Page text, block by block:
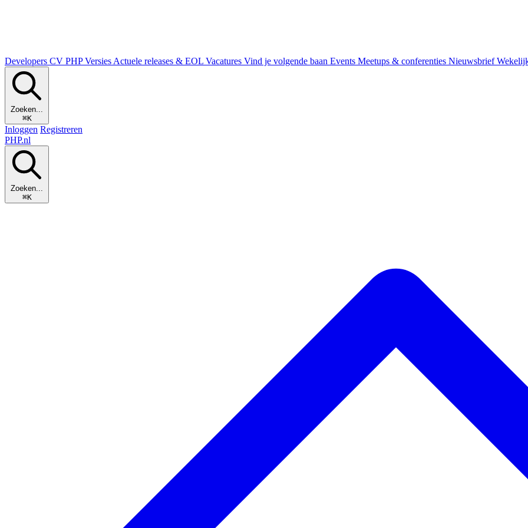
Developers CV PHP Versies Actuele releases & EOL Vacatures Vind je volgende baan Events Meetups & conferenties Nieuwsbrief
Zoeken...
⌘K
Inloggen Registreren
PHP.nl
Zoeken...
⌘K